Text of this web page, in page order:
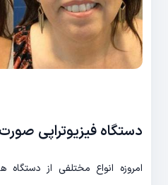
دستگاه فیزیوتراپی صورت
امروزه انواع مختلفی از دستگاه